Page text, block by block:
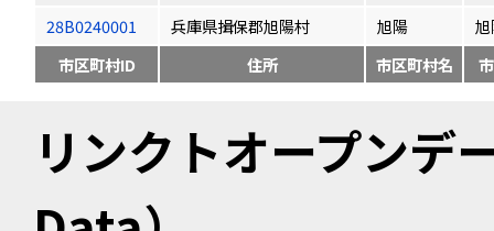
28B0240001
兵庫県揖保郡旭陽村 旭陽
市区町村ID
住所 市区町村名
リンクトオープン